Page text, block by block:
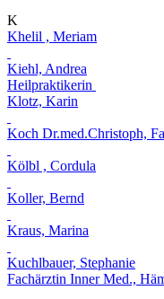
K
Khelil , Meriam
Kiehl, Andrea
Heilpraktikerin
Klotz, Karin
Koch Dr.med.Christoph,
Kölbl , Cordula
Koller, Bernd
Kraus, Marina
Kuchlbauer, Stephanie
Fachärztin Inner Med.,